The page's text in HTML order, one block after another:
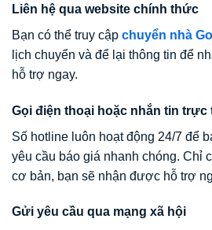
Liên hệ qua website chính thức
Bạn có thể truy cập chuyển nhà Go
lịch chuyển và để lại thông tin để
hỗ trợ ngay.
Gọi điện thoại hoặc nhắn tin trực
Số hotline luôn hoạt động 24/7 để
yêu cầu báo giá nhanh chóng. Chỉ
cơ bản, bạn sẽ nhận được hỗ trợ
Gửi yêu cầu qua mạng xã hội